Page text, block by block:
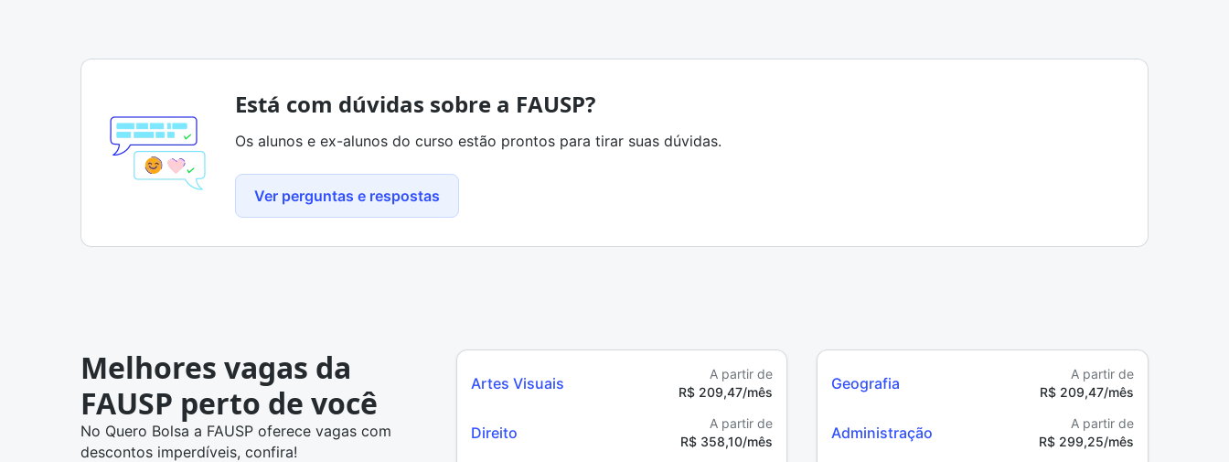
Está com dúvidas sobre a FAUSP?
Os alunos e ex-alunos do curso estão prontos para tirar suas dúvidas.
Ver perguntas e respostas
Melhores vagas da
FAUSP perto de você
No Quero Bolsa a FAUSP oferece vagas com
descontos imperdíveis, confira!
Artes Visuais
A partir de
R$ 209,47/mês
Direito
A partir de
R$ 358,10/mês
Geografia
A partir de
R$ 209,47/mês
Administração
A partir de
R$ 299,25/mês